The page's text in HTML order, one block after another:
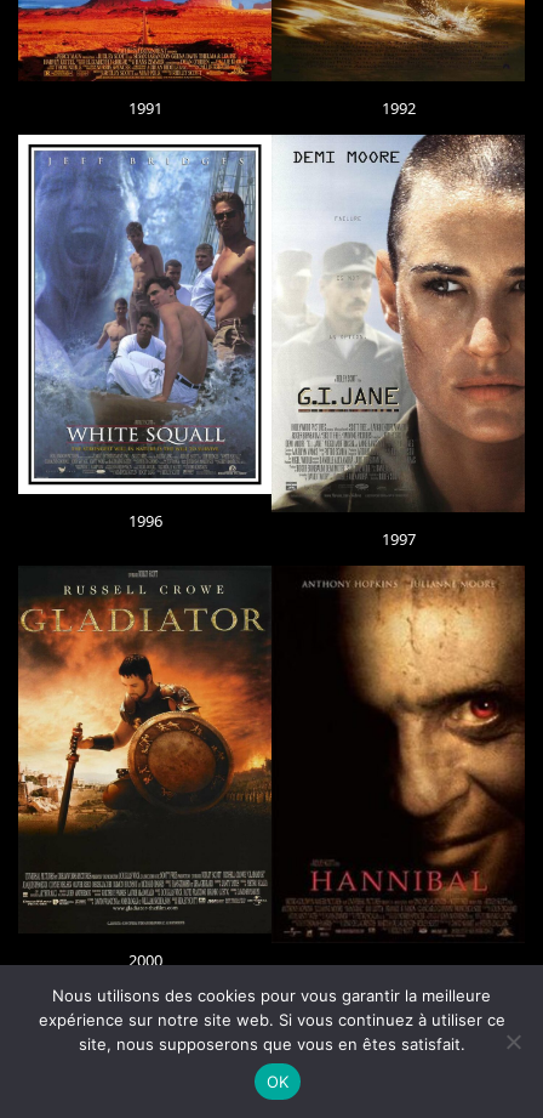
1991 1992
1996
1997
2000 2001
Nous utilisons des cookies pour vous garantir la meilleure
expérience sur notre site web. Si vous continuez à utiliser ce
site, nous supposerons que vous en êtes satisfait.
OK